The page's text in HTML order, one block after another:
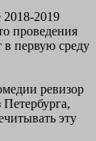
2018-2019
проведения
в первую среду
ревизор
эту